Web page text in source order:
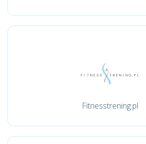
Fitnesstrening.pl